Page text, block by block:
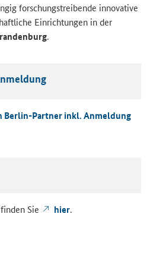
for­schungs­trei­ben­de in­no­va­ti­ve
Ein­rich­tun­gen in der
.
Berlin-​Partner inkl. An­mel­dung
Sie hier.